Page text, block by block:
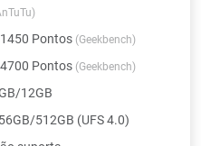
Pontos (Geekbench)
Pontos (Geekbench)
12GB
512GB (UFS 4.0)